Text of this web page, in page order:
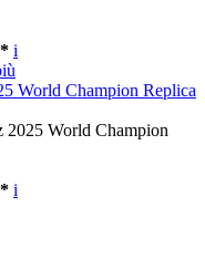
i
World Champion Replica
2025 World Champion
i